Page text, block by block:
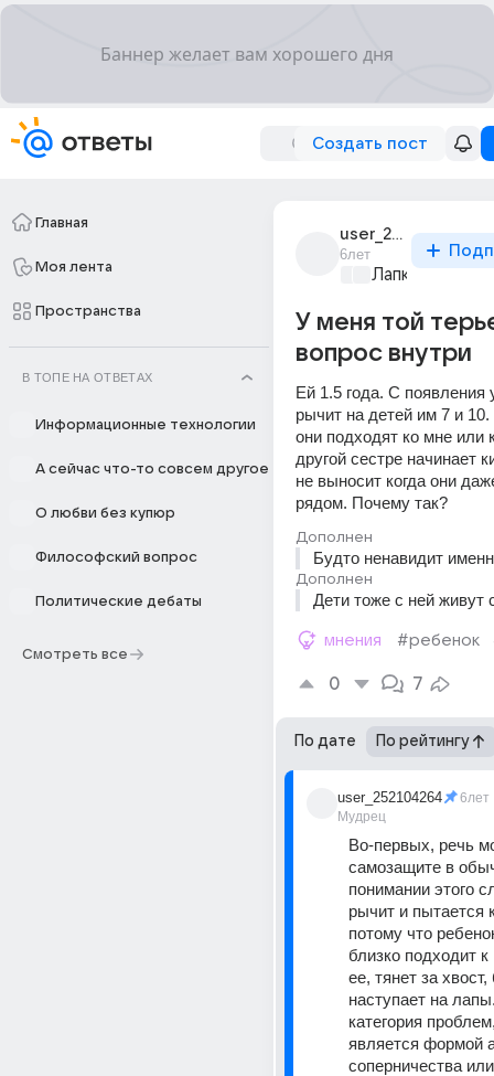
Создать пост
Главная
Моя лента
Пространства
В ТОПЕ НА ОТВЕТАХ
Информационные технологии
А сейчас что-то совсем другое
О любви без купюр
Философский вопрос
Политические дебаты
Смотреть все
user_268038032
6лет
Лапки и
У меня той
вопрос внутри
Ей 1.5 года. С появления
рычит на детей им 7 и
они подходят ко мне или
другой сестре начинает
не выносит когда они
рядом. Почему так?
Дополнен
Будто ненавидит
Дополнен
Дети тоже с ней живут
мнения #ребенок
0 7
По дате По рейтингу
user_252104264
Мудрец
6лет
Во-первых, речь
самозащите в
понимании этого
рычит и пытается
потому что
близко подходит к
ее, тянет за
наступает на
категория
является формой
соперничества